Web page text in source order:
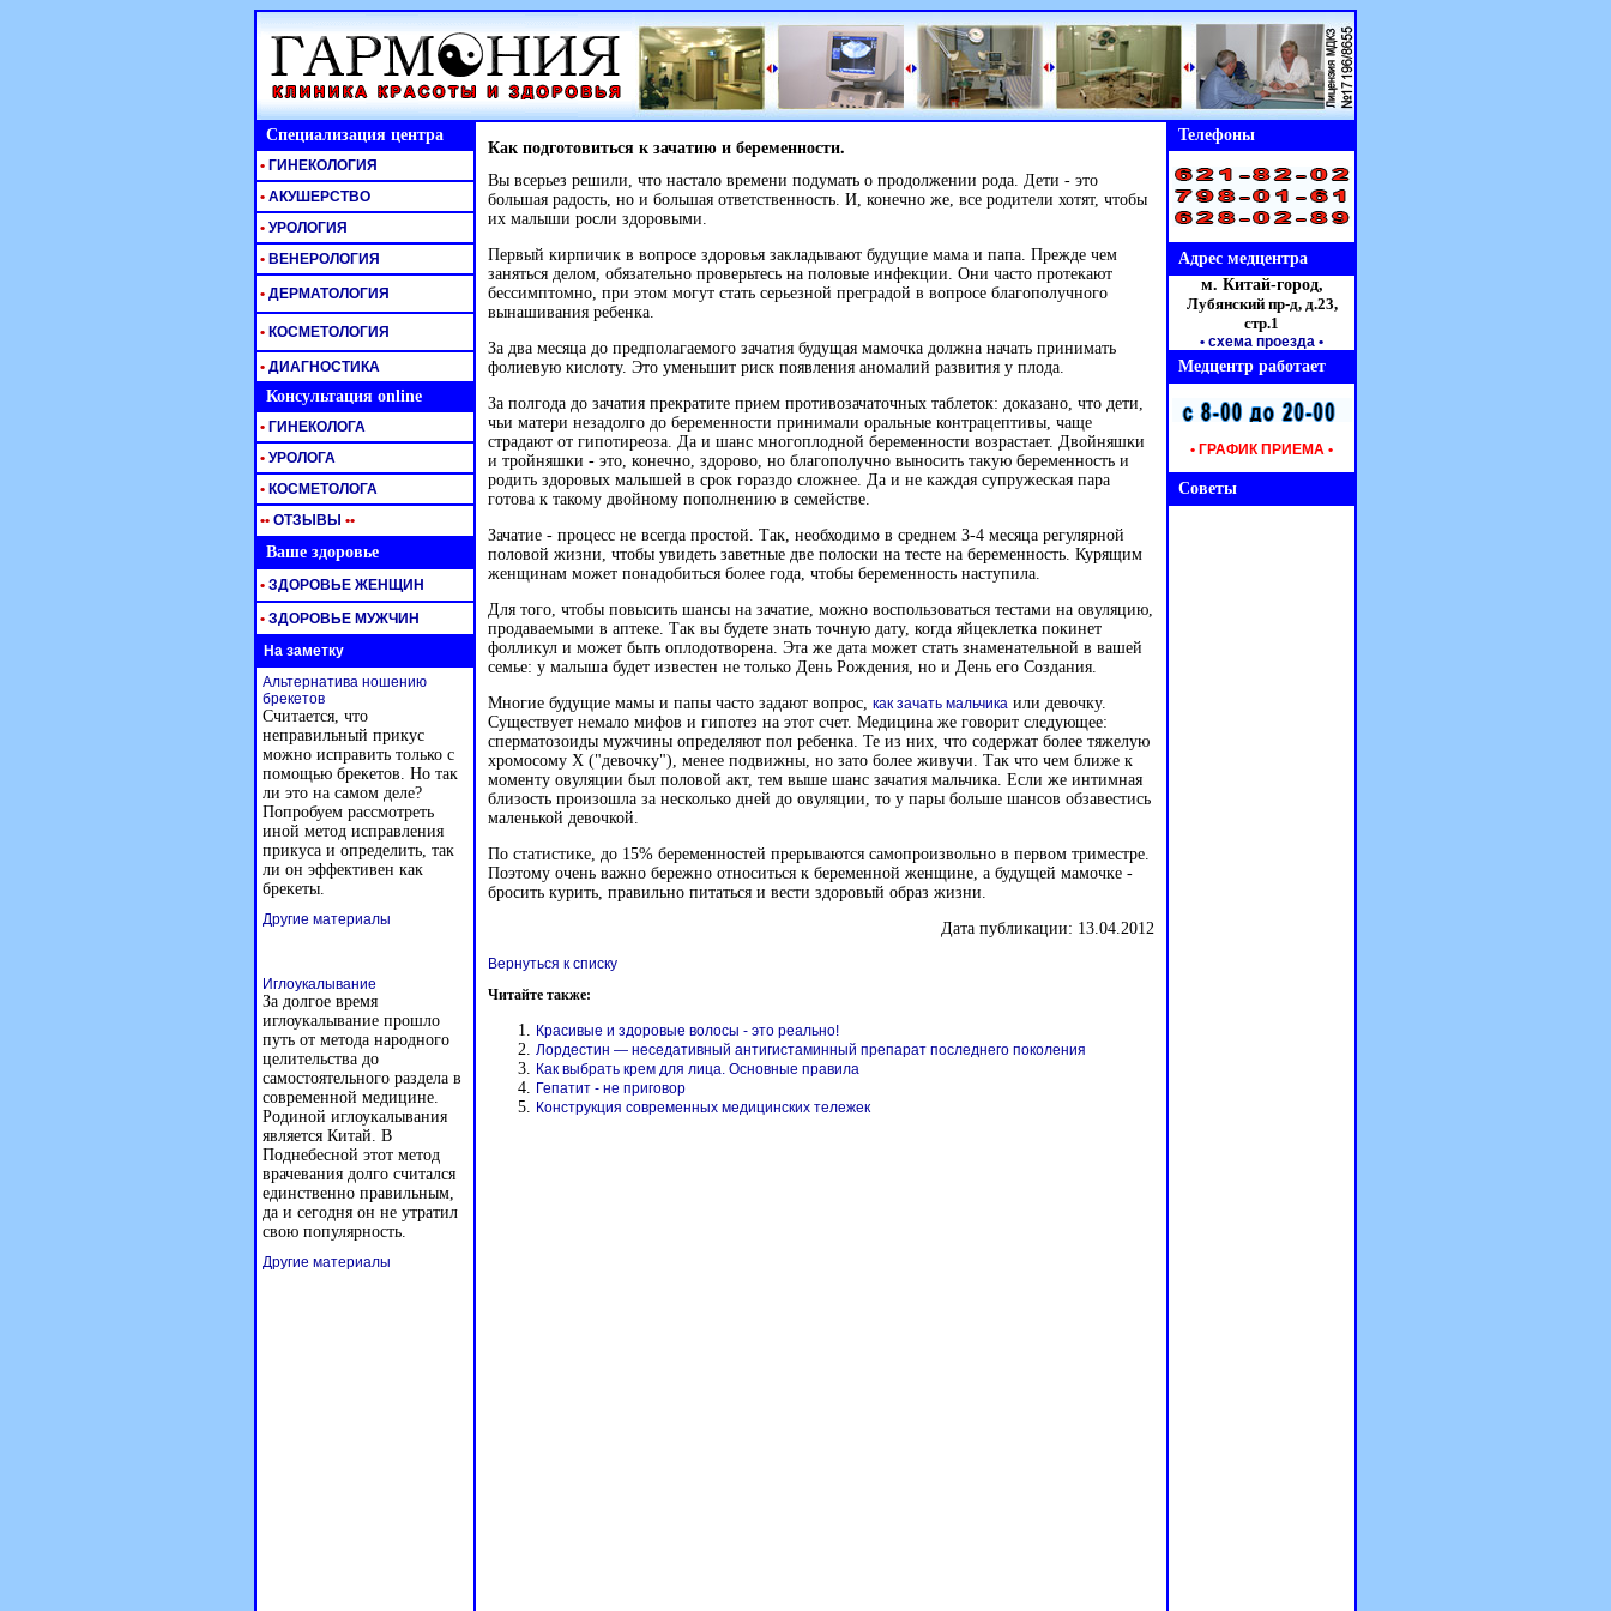
Специализация центра Как подготовиться к зачатию и беременности.
Вы всерьез решили, что настало времени подумать о продолжении рода. Дети - это
большая радость, но и большая ответственность. И, конечно же, все родители хотят, чтобы
их малыши росли здоровыми.
Первый кирпичик в вопросе здоровья закладывают будущие мама и папа. Прежде чем
заняться делом, обязательно проверьтесь на половые инфекции. Они часто протекают
бессимптомно, при этом могут стать серьезной преградой в вопросе благополучного
вынашивания ребенка.
За два месяца до предполагаемого зачатия будущая мамочка должна начать принимать
фолиевую кислоту. Это уменьшит риск появления аномалий развития у плода.
За полгода до зачатия прекратите прием противозачаточных таблеток: доказано, что дети,
чьи матери незадолго до беременности принимали оральные контрацептивы, чаще
страдают от гипотиреоза. Да и шанс многоплодной беременности возрастает. Двойняшки
и тройняшки - это, конечно, здорово, но благополучно выносить такую беременность и
родить здоровых малышей в срок гораздо сложнее. Да и не каждая супружеская пара
готова к такому двойному пополнению в семействе.
Зачатие - процесс не всегда простой. Так, необходимо в среднем 3-4 месяца регулярной
половой жизни, чтобы увидеть заветные две полоски на тесте на беременность. Курящим
женщинам может понадобиться более года, чтобы беременность наступила.
Для того, чтобы повысить шансы на зачатие, можно воспользоваться тестами на овуляцию,
продаваемыми в аптеке. Так вы будете знать точную дату, когда яйцеклетка покинет
фолликул и может быть оплодотворена. Эта же дата может стать знаменательной в вашей
семье: у малыша будет известен не только День Рождения, но и День его Создания.
Многие будущие мамы и папы часто задают вопрос, как зачать мальчика или девочку.
Существует немало мифов и гипотез на этот счет. Медицина же говорит следующее:
сперматозоиды мужчины определяют пол ребенка. Те из них, что содержат более тяжелую
хромосому Х ("девочку"), менее подвижны, но зато более живучи. Так что чем ближе к
моменту овуляции был половой акт, тем выше шанс зачатия мальчика. Если же интимная
близость произошла за несколько дней до овуляции, то у пары больше шансов обзавестись
маленькой девочкой.
По статистике, до 15% беременностей прерываются самопроизвольно в первом триместре.
Поэтому очень важно бережно относиться к беременной женщине, а будущей мамочке -
бросить курить, правильно питаться и вести здоровый образ жизни.
Дата публикации: 13.04.2012
Вернуться к списку
Читайте также:
Красивые и здоровые волосы - это реально!
Лордестин — неседативный антигистаминный препарат последнего поколения
Как выбрать крем для лица. Основные правила
Гепатит - не приговор
Конструкция современных медицинских тележек
Телефоны
• ГИНЕКОЛОГИЯ
• АКУШЕРСТВО
• УРОЛОГИЯ
• ВЕНЕРОЛОГИЯ Адрес медцентра
• ДЕРМАТОЛОГИЯ
м. Китай-город,
Лубянский пр-д, д.23,
стр.1
• схема проезда •
• КОСМЕТОЛОГИЯ
• ДИАГНОСТИКА
Медцентр работает
Консультация online
• ГРАФИК ПРИЕМА •
• ГИНЕКОЛОГА
• УРОЛОГА
• КОСМЕТОЛОГА Советы
•• ОТЗЫВЫ ••
Ваше здоровье
• ЗДОРОВЬЕ ЖЕНЩИН
• ЗДОРОВЬЕ МУЖЧИН
На заметку
Альтернатива ношению
брекетов
Считается, что
неправильный прикус
можно исправить только с
помощью брекетов. Но так
ли это на самом деле?
Попробуем рассмотреть
иной метод исправления
прикуса и определить, так
ли он эффективен как
брекеты.
Другие материалы
Иглоукалывание
За долгое время
иглоукалывание прошло
путь от метода народного
целительства до
самостоятельного раздела в
современной медицине.
Родиной иглоукалывания
является Китай. В
Поднебесной этот метод
врачевания долго считался
единственно правильным,
да и сегодня он не утратил
свою популярность.
Другие материалы